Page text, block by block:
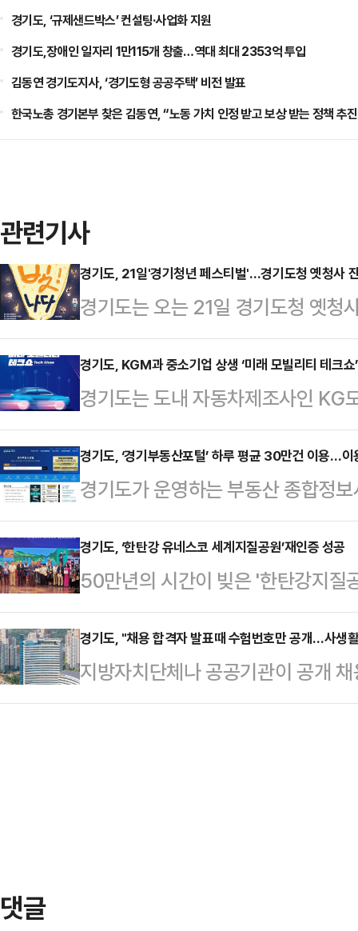
경기도, ‘규제샌드박스’ 컨설팅·사업화 지원
경기도,장애인 일자리 1만115개 창출…역대 최대 2353억 투입
김동연 경기도지사, ‘경기도형 공공주택’ 비전 발표
한국노총 경기본부 찾은 김동연, “노동 가치 인정 받고 보상 받는 정책 추
관련기사
경기도, 21일'경기청년 페스티벌'…경기도청 옛청사
경기도는 오는 21일 경기도청 옛청
세대, 빛!_나다’를 개최한다고 19
의 꿈과 비전, 다양한 경험을 서로
기도 청년참여기구’ 위원 등 도내
청년참여기구는 청년의 도정 참여
진하기 위해 2021년 구성된 청년
참여 기회를 제공해 청년들이 직접
제안한 정책…
경기도, KGM과 중소기업 상생 ‘미래 모빌리티 테크쇼’
경기도는 도내 자동차제조사인
빌리티 본사에서 ‘2024년 미래 모
다.미래 모빌리티 테크쇼에서는 70
품업체의 기술을 소개한다.참여하
술력을 알려 판로를 개척하고, KG
확보를 위한 기회를 제공하는 상생
모빌리티 임직원, KG모빌리티에
등과 도내 기업 …
경기도, ‘경기부동산포털’ 하루 평균 30만건 이용…
경기도가 운영하는 부동산 종합정
이용건수는 30만건에 달하며, 이
사결과가 나왔다.19일 경기도에 따
지난달 30일 기준 약 7200만건이
다.도가 지난 7월 30일부터 지난
자를 대상으로 설문조사를 한 결
86.9%가 경기부동산포털 서비스
족도는 매우 만족 42…
경기도, ‘한탄강 유네스코 세계지질공원’재인증 성공
50만년의 시간이 빚은 '한탄강지질
성공했다.경기도는 지난 8일부터
APGN(아시아-태평양 지질공원 네
원’이 ‘유네스코 세계지질공원’ 재
지위를 유지하게 됐다고 19일 밝혔
경기도, "채용 합격자 발표때 수험번호만 공개…사생
지방자치단체나 공공기관이 공개
일부 등 특정인을 추정할 수 있는
댓글